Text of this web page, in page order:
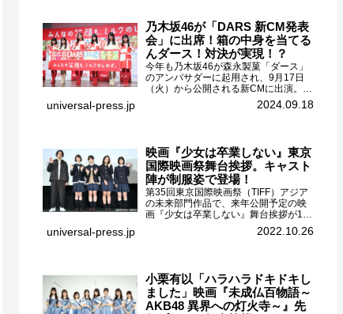
乃木坂46が「DARS 新CM発表
会」に出席！箱の中身を当てる
んダース！対決が実現！？
今年も乃木坂46が森永製菓「ダース」
のアンバサダーに起用され、9月17日
（火）から公開される新CMに出演。
CMに出演するメンバーの中から岩本蓮
加、梅澤美波、遠藤さくら、賀喜遥
universal-press.jp 2024.09.18
映画『少女は卒業しない』東京
国際映画祭舞台挨拶。キャスト
陣が制服姿で登場！
第35回東京国際映画祭（TIFF）アジア
の未来部門作品で、来年公開予定の映
画『少女は卒業しない』舞台挨拶が10
月26日（水）丸の内ピカデリーで開催
され、出演者の河合優実、小野莉奈、
universal-press.jp 2022.10.26
小栗有以「ハラハラドキドキし
ました」映画『未成仏百物語～
AKB48 異界への灯火寺～』先